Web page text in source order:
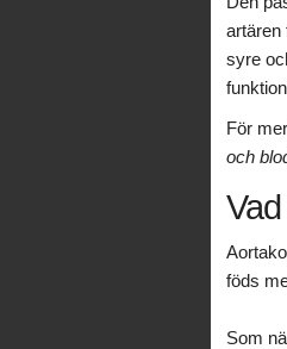
artären
syre
För
och
föds
Som